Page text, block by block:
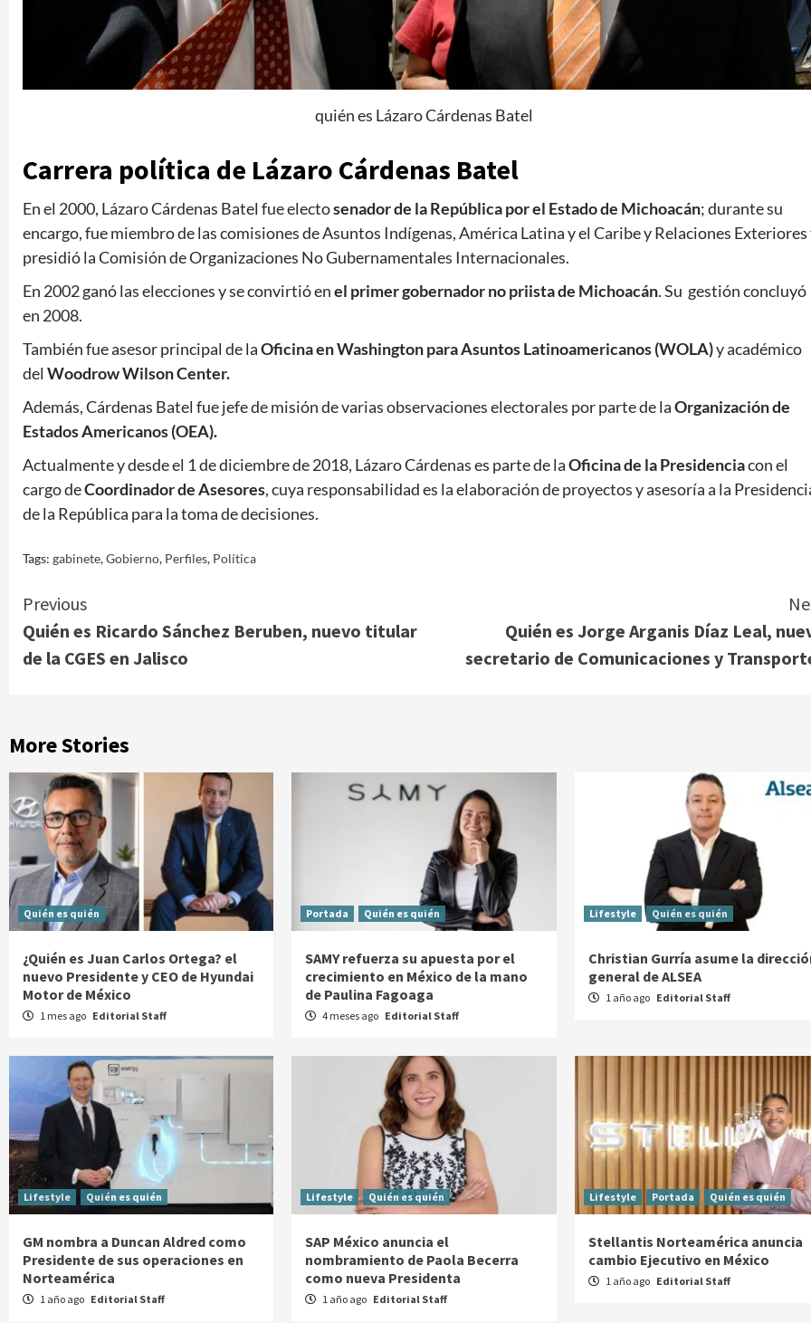
quién es Lázaro Cárdenas Batel
Carrera política de Lázaro Cárdenas Batel
En el 2000, Lázaro Cárdenas Batel fue electosenador de la República por el Estado de Michoacán; durante su
encargo, fue miembro de las comisiones de Asuntos Indígenas, América Latina y el Caribe y Relaciones Exteriores
presidió la Comisión de Organizaciones No Gubernamentales Internacionales.
En 2002 ganó las elecciones y se convirtió enel primer gobernador no priista de Michoacán. Su gestión concluyó
en 2008.
También fue asesor principal de laOficina en Washington para Asuntos Latinoamericanos (WOLA)y académico
del Woodrow Wilson Center.
Además, Cárdenas Batel fue jefe de misión de varias observaciones electorales por parte de laOrganización de
Estados Americanos (OEA).
Actualmente y desde el 1 de diciembre de 2018, Lázaro Cárdenas es parte de laOficina de la Presidenciacon el
cargo deCoordinador de Asesores, cuya responsabilidad es la elaboración de proyectos y asesoría a la
de la República para la toma de decisiones.
Tags: gabinete,Gobierno, Perfiles, Política
Continue
Reading
Previous
Quién es Ricardo Sánchez Beruben, nuevo titular
de la CGES en Jalisco
Quién es Jorge Arganis Díaz Leal,
secretario de Comunicaciones y
More Stories
Quién es quién
¿Quién es Juan Carlos Ortega? el
nuevo Presidente y CEO de Hyundai
Motor de México
1 mes ago Editorial Staff
Portada Quién es quién
SAMY refuerza su apuesta por el
crecimiento en México de la mano
de Paulina Fagoaga
4 meses ago Editorial Staff
Lifestyle Quién es quién
Christian Gurría asume la
general de ALSEA
1 año ago Editorial Staff
Lifestyle Quién es quién
GM nombra a Duncan Aldred como
Presidente de sus operaciones en
Norteamérica
1 año ago Editorial Staff
Lifestyle Quién es quién
SAP México anuncia el
nombramiento de Paola Becerra
como nueva Presidenta
1 año ago Editorial Staff
Lifestyle Portada Quién es quién
Stellantis Norteamérica anuncia
cambio Ejecutivo en México
1 año ago Editorial Staff